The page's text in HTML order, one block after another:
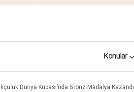
Konular
Dünya Kupası’nda Bronz Madalya Kazandı